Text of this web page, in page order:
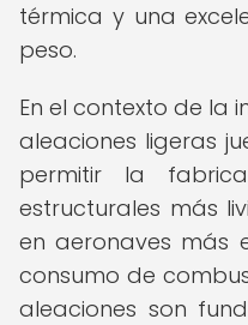
térmica y una
peso.
En el contexto de la
aleaciones ligeras
permitir la
estructurales más
en aeronaves más
consumo de
aleaciones son